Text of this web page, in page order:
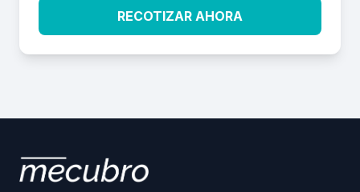
RECOTIZAR AHORA